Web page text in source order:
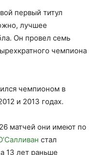
первый титул
лучшее
Он провел семь
чемпиона
чемпионом в
и 2013 годах.
матчей они имеют по
стал
13 лет раньше